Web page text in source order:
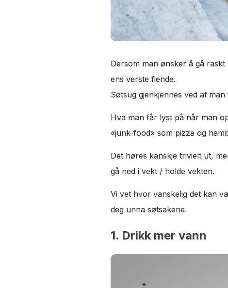
Dersom man ønsker å gå
ens verste fiende.
Søtsug gjenkjennes ved at
Hva man får lyst på når man
«junk-food» som pizza og
Det høres kanskje trivielt ut,
gå ned i vekt / holde vekten.
Vi vet hvor vanskelig det kan
deg unna søtsakene.
1. Drikk mer vann